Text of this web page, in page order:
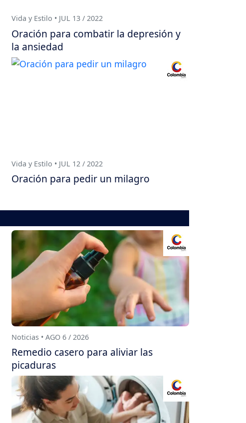
Vida y Estilo • JUL 13 / 2022
Oración para combatir la depresión y
la ansiedad
Vida y Estilo • JUL 12 / 2022
Oración para pedir un milagro
Noticias • AGO 6 / 2026
Remedio casero para aliviar las
picaduras